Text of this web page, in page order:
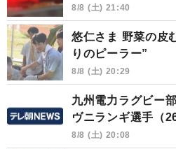
8/8 (土) 21:40
悠仁さま 野菜の皮
りのピーラー”
8/8 (土) 20:29
九州電力ラグビー
ヴニランギ選手（
8/8 (土) 20:08